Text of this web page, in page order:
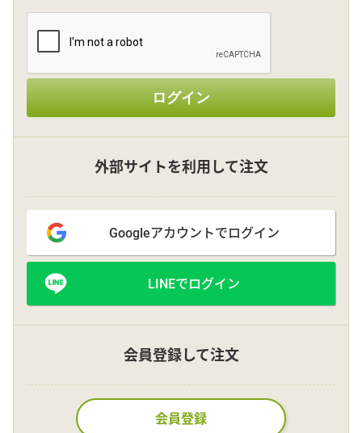
花言葉辞典
初めてのお客様
プライバシーポリシー
facebook
Language
ログイン
外部サイトを利用して注文
Googleアカウントでログイン
LINEでログイン
会員登録して注文
会員登録